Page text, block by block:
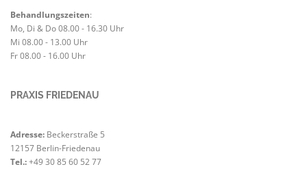
Behandlungszeiten:
Mo, Di & Do 08.00 - 16.30 Uhr
Mi 08.00 - 13.00 Uhr
Fr 08.00 - 16.00 Uhr
PRAXIS FRIEDENAU
Adresse: Beckerstraße 5
12157 Berlin-Friedenau
Tel.:+49 30 85 60 52 77